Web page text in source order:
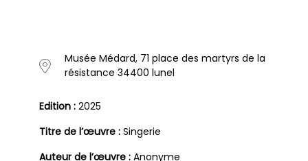
Musée Médard, 71 place des martyrs de la
résistance 34400 lunel
Edition : 2025
Titre de l’œuvre : Singerie
Auteur de l’œuvre : Anonyme